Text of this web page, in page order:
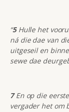
“5Hulle het
ná die dae van
uitgeseil en
sewe dae
7En op die
vergader het om